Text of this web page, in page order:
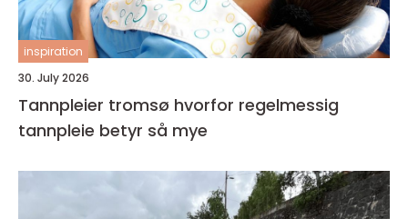
inspiration
30. July 2026
Tannpleier tromsø hvorfor regelmessig
tannpleie betyr så mye